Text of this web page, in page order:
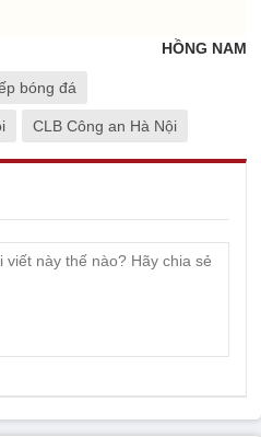
HỒNG NAM
bóng đá
CLB Công an Hà Nội